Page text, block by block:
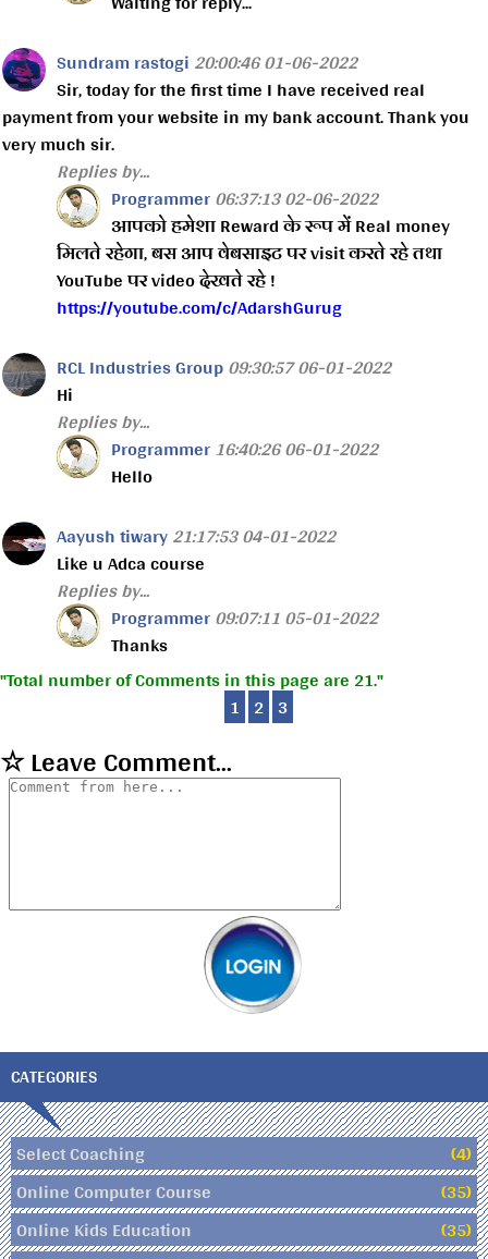
Sundram rastogi20:00:46 01-06-2022
Sir, today for the first time I have received real
payment from your website in my bank account. Thank you
very much sir.
Replies by...
Programmer06:37:13 02-06-2022
आपको हमेशा Reward के रूप में Real money
मिलते रहेगा, बस आप वेबसाइट पर visit करते रहे तथा
YouTube पर video देखते रहे !
https://youtube.com/c/AdarshGurug
RCL Industries Group09:30:57 06-01-2022
Hi
Replies by...
Programmer16:40:26 06-01-2022
Hello
Aayush tiwary21:17:53 04-01-2022
Like u Adca course
Replies by...
Programmer09:07:11 05-01-2022
Thanks
Total number of Comments in this page are 21.
1 2 3
☆ Leave Comment...
CATEGORIES
Select Coaching
(4)
Online Computer Course
(35)
Online Kids Education
(35)